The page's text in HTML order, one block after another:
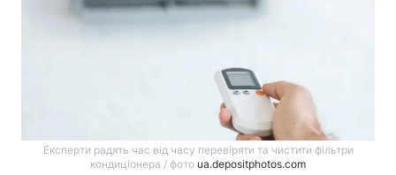
Експерти радять час від часу перевіряти та чистити фільтри
кондиціонера / фото ua.depositphotos.com